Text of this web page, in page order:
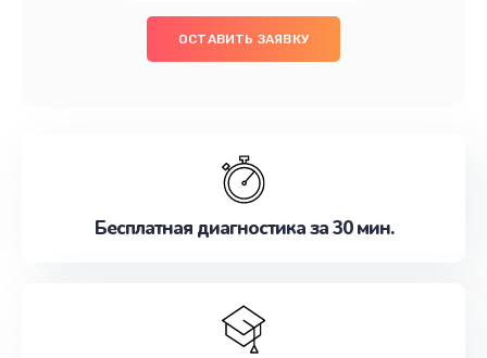
ОСТАВИТЬ ЗАЯВКУ
Бесплатная диагностика за 30 мин.